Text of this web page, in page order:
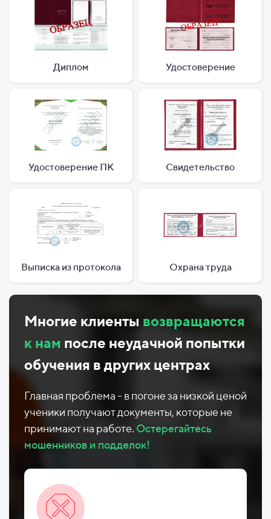
Диплом Удостоверение
Удостоверение ПК Свидетельство
Выписка из протокола Охрана труда
Многие клиенты возвращаются
к нам после неудачной попытки
обучения в других центрах
Главная проблема - в погоне за низкой ценой
ученики получают документы, которые не
принимают на работе. Остерегайтесь
мошенников и подделок!